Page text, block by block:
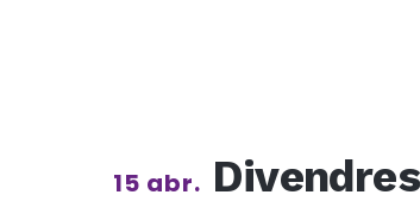
15 abr.